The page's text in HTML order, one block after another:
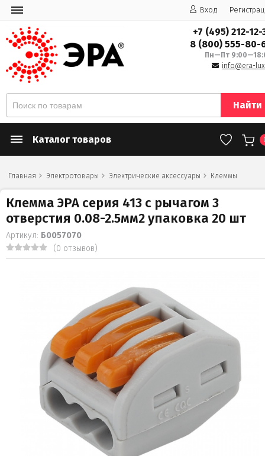
Вход
+7 (495) 212-12-
8 (800) 555-80-
Пн—Пт
info@era-
Найти
Каталог товаров
Главная Электротовары Электрические аксессуары Клеммы
Клемма ЭРА серия 413 с рычагом 3
отверстия 0.08-2.5мм2 упаковка 20 шт
Артикул: Б0057070
(0 отзывов)